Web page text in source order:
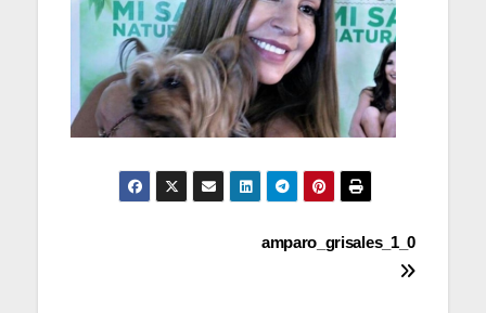
Navegaciónamparo_grisales_1_0